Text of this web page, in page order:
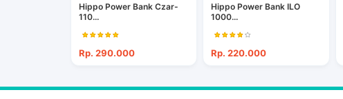
Hippo Power Bank Czar-
110...
Rp. 290.000
Hippo Power Bank ILO
1000...
Rp. 220.000